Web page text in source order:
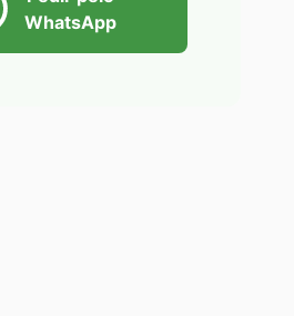
WhatsApp